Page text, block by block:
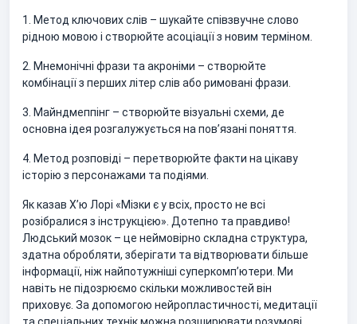
1. Метод ключових слів – шукайте співзвучне слово
рідною мовою і створюйте асоціації з новим терміном.
2. Мнемонічні фрази та акроніми – створюйте
комбінації з перших літер слів або римовані фрази.
3. Майндмеппінг – створюйте візуальні схеми, де
основна ідея розгалужується на пов’язані поняття.
4. Метод розповіді – перетворюйте факти на цікаву
історію з персонажами та подіями.
Як казав Хʼю Лорі «Мізки є у всіх, просто не всі
розібралися з інструкцією». Дотепно та правдиво!
Людський мозок – це неймовірно складна структура,
здатна обробляти, зберігати та відтворювати більше
інформації, ніж найпотужніші суперкомп’ютери. Ми
навіть не підозрюємо скільки можливостей він
приховує. За допомогою нейропластичності, медитації